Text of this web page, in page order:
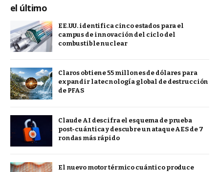
el último
EE.UU. identifica cinco estados para el
campus de innovación del ciclo del
combustible nuclear
Claros obtiene 55 millones de dólares para
expandir la tecnología global de destrucción
de PFAS
Claude AI descifra el esquema de prueba
post-cuántica y descubre un ataque AES de 7
rondas más rápido
El nuevo motor térmico cuántico produce